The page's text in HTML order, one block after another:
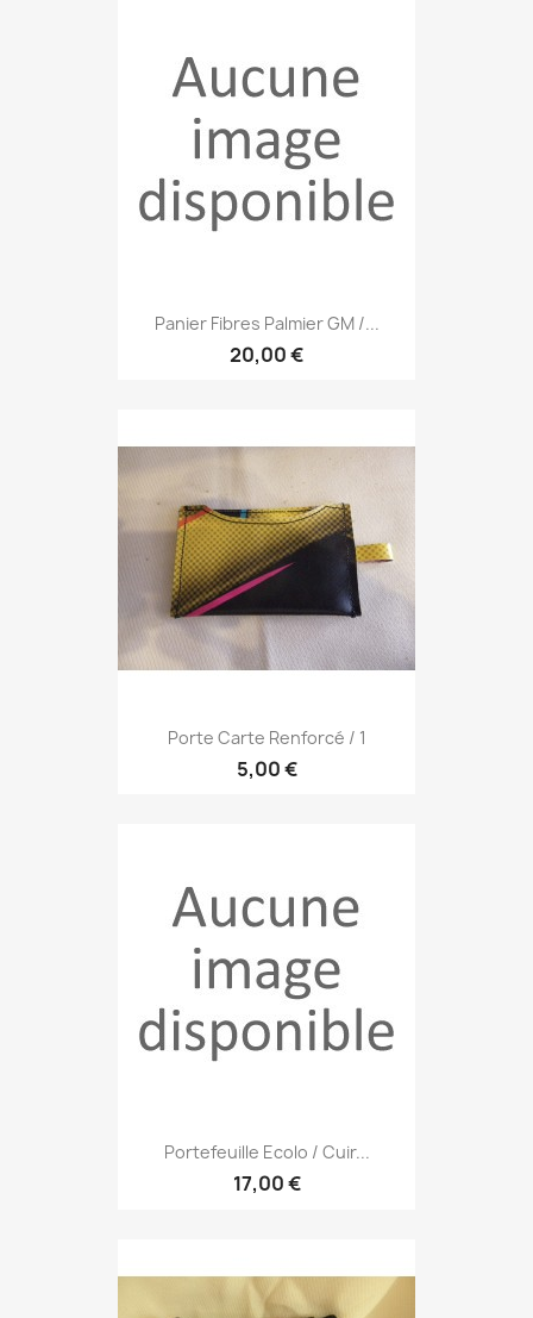
Panier Fibres Palmier GM /...
20,00 €
Porte Carte Renforcé / 1
5,00 €
Portefeuille Ecolo / Cuir...
17,00 €